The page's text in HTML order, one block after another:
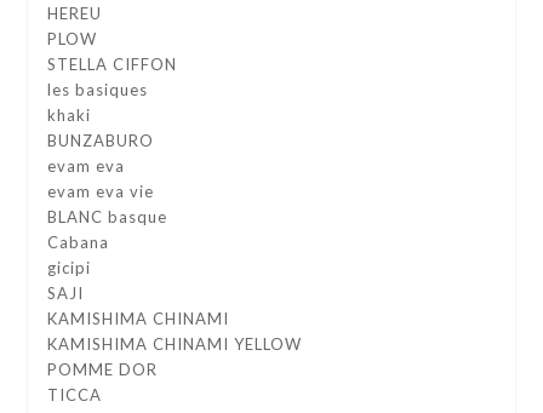
HEREU
PLOW
STELLA CIFFON
les basiques
khaki
BUNZABURO
evam eva
evam eva vie
BLANC basque
Cabana
gicipi
SAJI
KAMISHIMA CHINAMI
KAMISHIMA CHINAMI YELLOW
POMME DOR
TICCA